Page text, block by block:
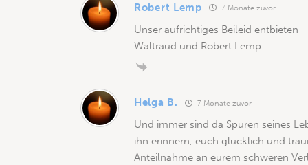
Robert Lemp 7 Monate zuvor
Unser aufrichtiges Beileid entbieten
Waltraud und Robert Lemp
Helga B. 7 Monate zuvor
Und immer sind da Spuren seines
ihn erinnern, euch glücklich und
Anteilnahme an eurem schweren